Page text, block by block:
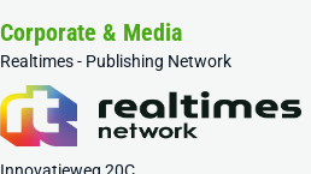
Corporate & Media
Realtimes - Publishing Network